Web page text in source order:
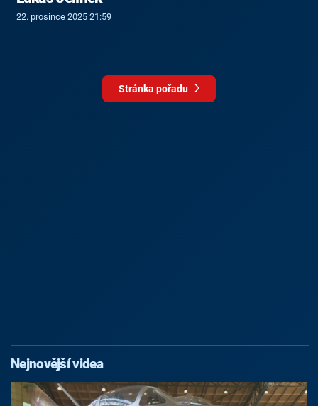
22. prosince 2025 21:59
Stránka pořadu
Nejnovější videa